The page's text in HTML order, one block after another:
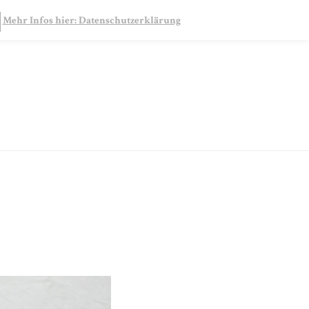
Mehr Infos hier: Datenschutzerklärung